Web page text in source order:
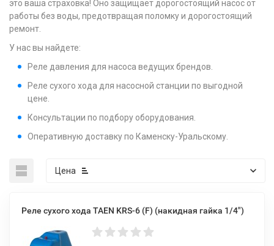
это ваша страховка! Оно защищает дорогостоящий насос от
работы без воды, предотвращая поломку и дорогостоящий
ремонт.
У нас вы найдете:
Реле давления для насоса ведущих брендов.
Реле сухого хода для насосной станции по выгодной
цене.
Консультации по подбору оборудования.
Оперативную доставку по Каменску-Уральскому.
Цена
Реле сухого хода TAEN KRS-6 (F) (накидная гайка 1/4")